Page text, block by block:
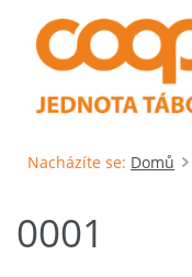
Nacházíte se: Domů
0001